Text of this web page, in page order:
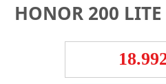
HONOR 200